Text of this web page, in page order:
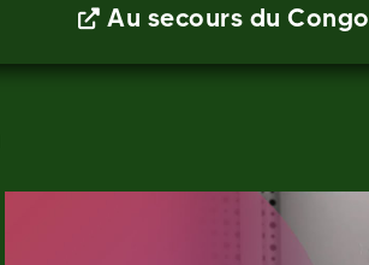
Au secours du Congo